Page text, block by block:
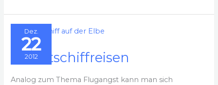
Freizeitaktivität
einem
Frachtschiff
Dez.
22
2012
Frachtschiffreisen
Analog zum Thema Flugangst kann man sich